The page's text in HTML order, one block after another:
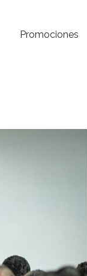
Promociones